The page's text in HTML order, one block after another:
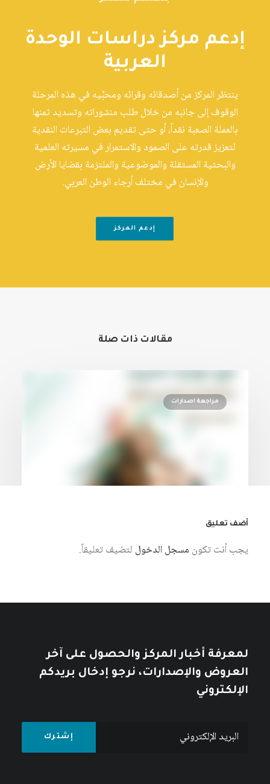
إدعم مركز دراسات الوحدة
العربية
ينتظر المركز من أصدقائه وقرائه ومحبِّيه في هذه المرحلة
الوقوف إلى جانبه من خلال طلب منشوراته وتسديد ثمنها
بالعملة الصعبة نقداً، أو حتى تقديم بعض التبرعات النقدية
لتعزيز قدرته على الصمود والاستمرار في مسيرته العلمية
والبحثية المستقلة والموضوعية والملتزمة بقضايا الأرض
والإنسان في مختلف أرجاء الوطن العربي.
إدعم المركز
مقالات ذات صلة
مراجعة اصدارات
7 أغسطس، 2026
أضف تعليق
يجب أنت تكون مسجل الدخول لتضيف تعليقاً.
لمعرفة أخبار المركز والحصول على آخر
العروض والإصدارات، نرجو إدخال بريدكم
الإلكتروني